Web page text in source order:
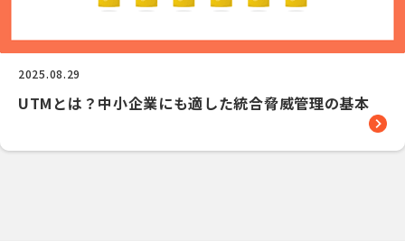
2025.08.29
UTMとは？中小企業にも適した統合脅威管理の基本